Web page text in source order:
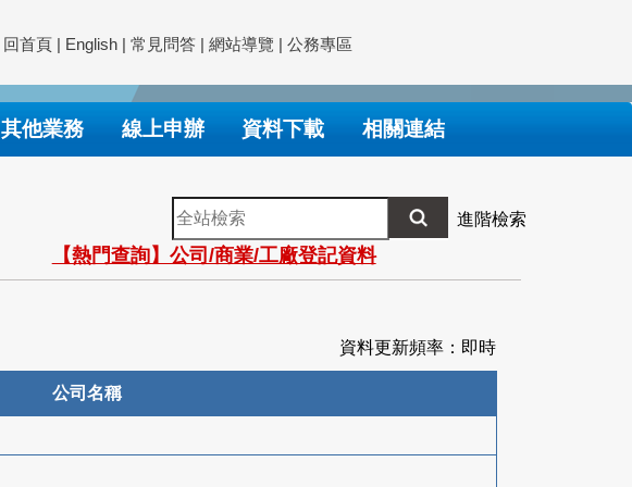
回首頁 | English | 常見問答 | 網站導覽 | 公務專區
其他業務 線上申辦 資料下載 相關連結
全
站
檢
索
進階檢索
【熱門查詢】公司/商業/工廠登記資料
資料更新頻率：即時
公司名稱